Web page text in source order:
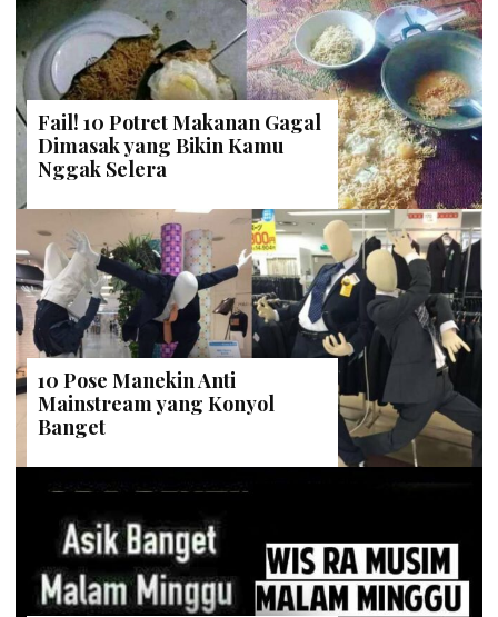
Fail! 10 Potret Makanan Gagal
Dimasak yang Bikin Kamu
Nggak Selera
10 Pose Manekin Anti
Mainstream yang Konyol
Banget